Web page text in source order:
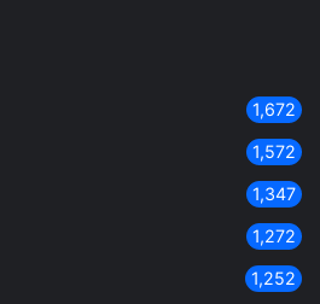
1,672
1,572
1,347
1,272
1,252